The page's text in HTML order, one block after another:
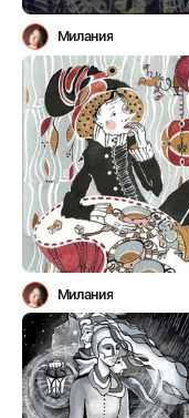
Милания
Милания